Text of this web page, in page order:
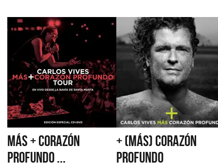
MÁS + CORAZÓN
PROFUNDO ...
+ (MÁS) CORAZÓN
PROFUNDO